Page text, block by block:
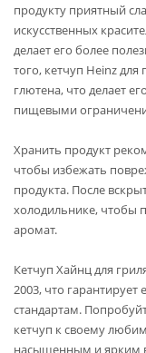
продукту приятный
искусственных
делает его более
того, кетчуп Heinz
глютена, что делает
пищевыми
Хранить продукт
чтобы избежать
продукта. После
холодильнике, чтобы
аромат.
Кетчуп Хайнц для
2003, что гарантирует
стандартам.
кетчуп к своему